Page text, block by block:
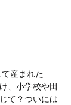
産まれた
、小学校や田
て？ついには